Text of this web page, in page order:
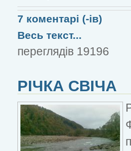
7 коментарі (-ів)
Весь текст...
переглядів 19196
РІЧКА СВІЧА